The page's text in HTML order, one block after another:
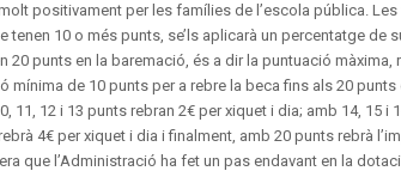
positivament per les famílies de l’escola pública.
tenen 10 o més punts, se’ls aplicarà un percentatge de
20 punts en la baremació, és a dir la puntuació màxima,
mínima de 10 punts per a rebre la beca fins als 20
11, 12 i 13 punts rebran 2€ per xiquet i dia; amb 14, 15 i
4€ per xiquet i dia i finalment, amb 20 punts rebrà
que l’Administració ha fet un pas endavant en la